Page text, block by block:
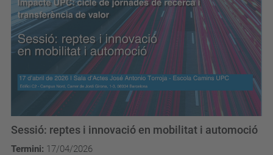
Sessió: reptes i innovació en mobilitat i automoció
Termini: 17/04/2026